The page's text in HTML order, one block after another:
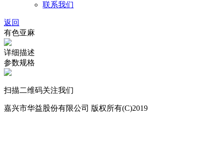
联系我们
返回
有色亚麻
详细描述
参数规格
扫描二维码关注我们
嘉兴市华益股份有限公司 版权所有(C)2019